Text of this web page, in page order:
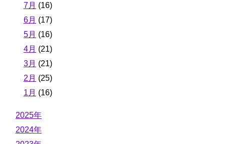
7月 (16)
6月 (17)
5月 (16)
4月 (21)
3月 (21)
2月 (25)
1月 (16)
2025年
2024年